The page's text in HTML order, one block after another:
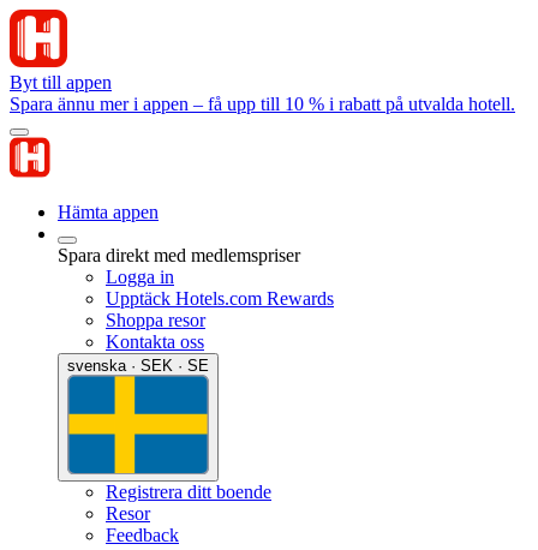
Byt till appen
Spara ännu mer i appen – få upp till 10 % i rabatt på utvalda hotell.
Hämta appen
Spara direkt med medlemspriser
Logga in
Upptäck Hotels.com Rewards
Shoppa resor
Kontakta oss
svenska · SEK · SE
Registrera ditt boende
Resor
Feedback